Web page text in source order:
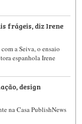
frágeis, diz Irene
a Seiva​, o ensaio
espanhola Irene
design
na Casa PublishNews